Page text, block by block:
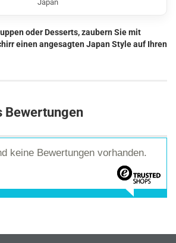
Japan
oder Desserts, zaubern Sie mit
einen angesagten Japan Style auf Ihren
Bewertungen
keine Bewertungen vorhanden.